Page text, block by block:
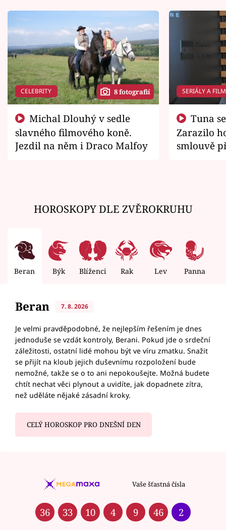
CELEBRITY 8 fotografií
slavného filmového koně.
Jezdil na něm i Draco Malfoy
SERIÁLY A
Zarazilo
smlouvě
HOROSKOPY DLE ZVĚROKRUHU
Beran Býk Blíženci Rak Lev Panna
Beran 7. 8. 2026
Je velmi pravděpodobné, že nejlepším řešením je dnes
jednoduše se vzdát kontroly, Berani. Pokud jde o srdeční
záležitosti, ostatní lidé mohou být ve víru zmatku. Snažit
se přijít na kloub jejich duševnímu rozpoložení bude
nemožné, takže se o to ani nepokoušejte. Možná budete
chtít nechat věci plynout a uvidíte, jak dopadnete zítra,
než uděláte nějaké zásadní kroky.
CELÝ HOROSKOP PRO DNEŠNÍ DEN
Vaše šťastná čísla
36 33 10 4 9 46 2